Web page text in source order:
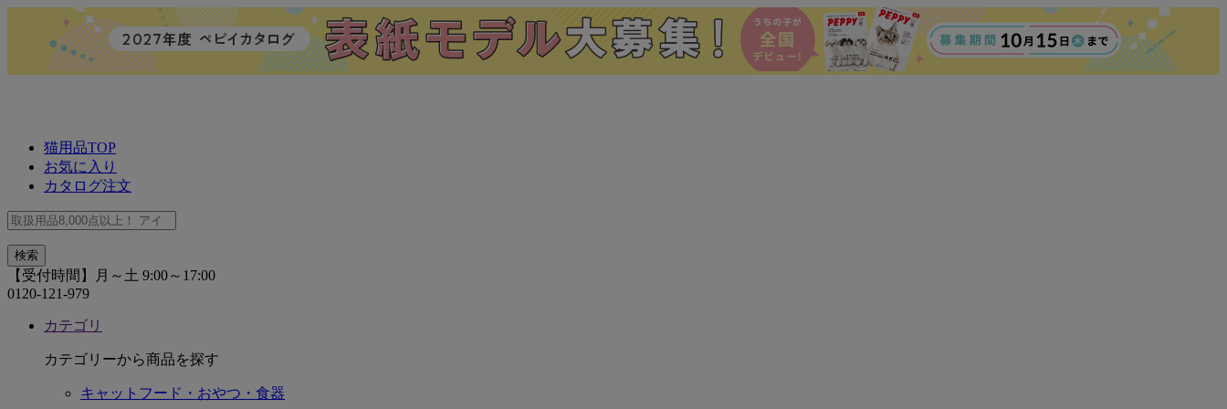
猫用品TOP
お気に入り
カタログ注文
【受付時間】月～土 9:00～17:00
0120-121-979
カテゴリ
カテゴリーから商品を探す
キャットフード・おやつ・食器